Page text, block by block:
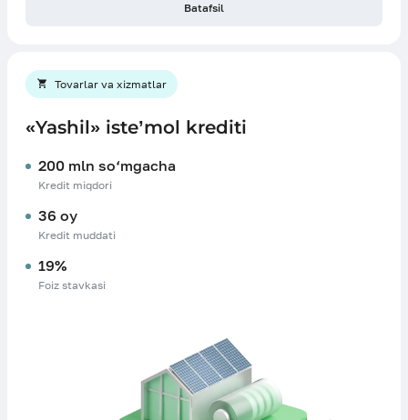
Batafsil
Tovarlar va xizmatlar
«Yashil» iste’mol krediti
200 mln so‘mgacha
Kredit miqdori
36 oy
Kredit muddati
19%
Foiz stavkasi